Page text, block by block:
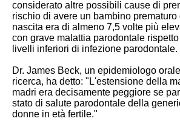
considerato altre possibili cause di
rischio di avere un bambino
nascita era di almeno 7,5 volte più
con grave malattia parodontale
livelli inferiori di infezione parodontale.
Dr. James Beck, un epidemiologo
ricerca, ha detto: "L'estensione della
madri era decisamente peggiore se
stato di salute parodontale della
donne in età fertile."